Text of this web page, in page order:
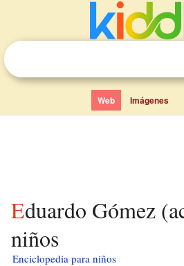
Web Imágenes
Eduardo Gómez (actor) para
niños
Enciclopedia para niños